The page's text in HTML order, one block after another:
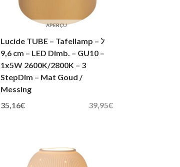
Lucide TUBE – Tafellamp – ﾝ
9,6 cm – LED Dimb. – GU10 –
1x5W 2600K/2800K – 3
StepDim – Mat Goud /
Messing
39,95€
Oorspronkelijke prijs was: 39,95€.
35,16€Huidige prijs is: 35,16€.
APERÇU